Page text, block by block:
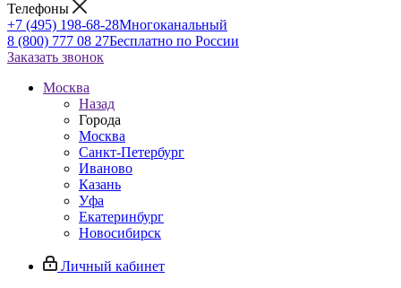
Телефоны
+7 (495) 198-68-28Многоканальный
8 (800) 777 08 27Бесплатно по России
Заказать звонок
Москва
Назад
Города
Москва
Санкт-Петербург
Иваново
Казань
Уфа
Екатеринбург
Новосибирск
Личный кабинет